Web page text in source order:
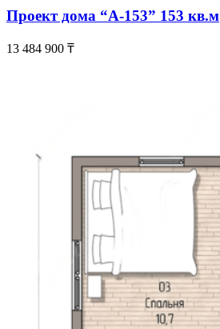
Проект дома “А-153” 153 кв.м
13 484 900 ₸